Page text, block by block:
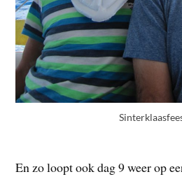
En zo loopt ook dag 9 weer op